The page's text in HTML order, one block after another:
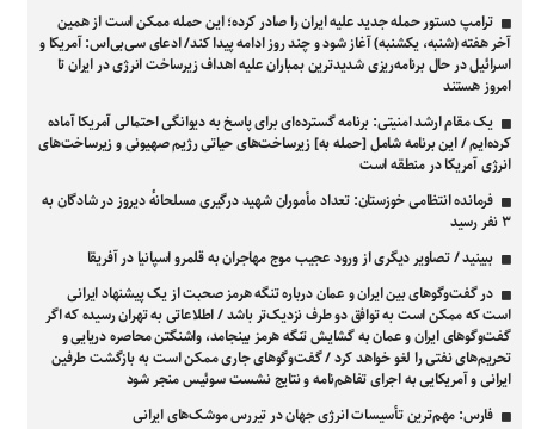
ترامپ دستور حمله جدید علیه ایران را صادر کرده؛ این حمله ممکن است از همین
آخر هفته (شنبه، یکشنبه) آغاز شود و چند روز ادامه پیدا کند/ ادعای سی‌بی‌اس: آمریکا و
اسرائیل در حال برنامه‌ریزی شدیدترین بمباران علیه اهداف زیرساخت انرژی در ایران تا
امروز هستند
یک مقام ارشد امنیتی: برنامه گسترده‌ای برای پاسخ به دیوانگی احتمالی آمریکا آماده
کرده‌ایم / این برنامه شامل [حمله به] زیرساخت‌های حیاتی رژیم صهیونی و زیرساخت‌های
انرژی آمریکا در منطقه است
فرمانده انتظامی خوزستان: تعداد مأموران شهید درگیری مسلحانهٔ دیروز در شادگان به
۳ نفر رسید
ببینید / تصاویر دیگری از ورود عجیب موج مهاجران به قلمرو اسپانیا در آفریقا
در گفت‌وگوهای بین ایران و عمان درباره تنگه هرمز صحبت از یک پیشنهاد ایرانی
است که ممکن است به توافق دو طرف نزدیک‌تر باشد / اطلاعاتی به تهران رسیده که اگر
گفت‌وگوهای ایران و عمان به گشایش تنگه هرمز بینجامد، واشنگتن محاصره دریایی و
تحریم‌های نفتی را لغو خواهد کرد / گفت‌وگوهای جاری ممکن است به بازگشت طرفین
ایرانی و آمریکایی به اجرای تفاهم‌نامه و نتایج نشست سوئیس منجر شود
فارس: مهم‌ترین تأسیسات انرژی جهان در تیررس موشک‌های ایرانی